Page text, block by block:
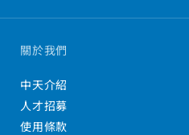
關於我們
中天介紹
人才招募
使用條款